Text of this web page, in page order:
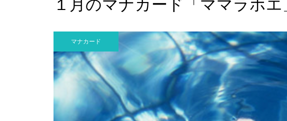
ブログが新デザインに！2022年
のMEHANAをご報告します
近隣サロンを参考にしない料金設
サロン開業経営のバイブ
サロン開業経営のバイブル！無料
メール講座のご案内
１月のマナカード「ママラホ
マナカード